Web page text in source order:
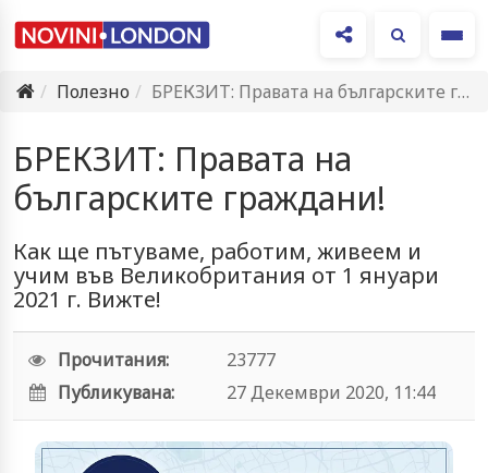
Полезно
БРЕКЗИТ: Правата на българските граждани!
БРЕКЗИТ: Правата на
българските граждани!
Как ще пътуваме, работим, живеем и
учим във Великобритания от 1 януари
2021 г. Вижте!
Прочитания:
23777
Публикувана:
27 Декември 2020, 11:44